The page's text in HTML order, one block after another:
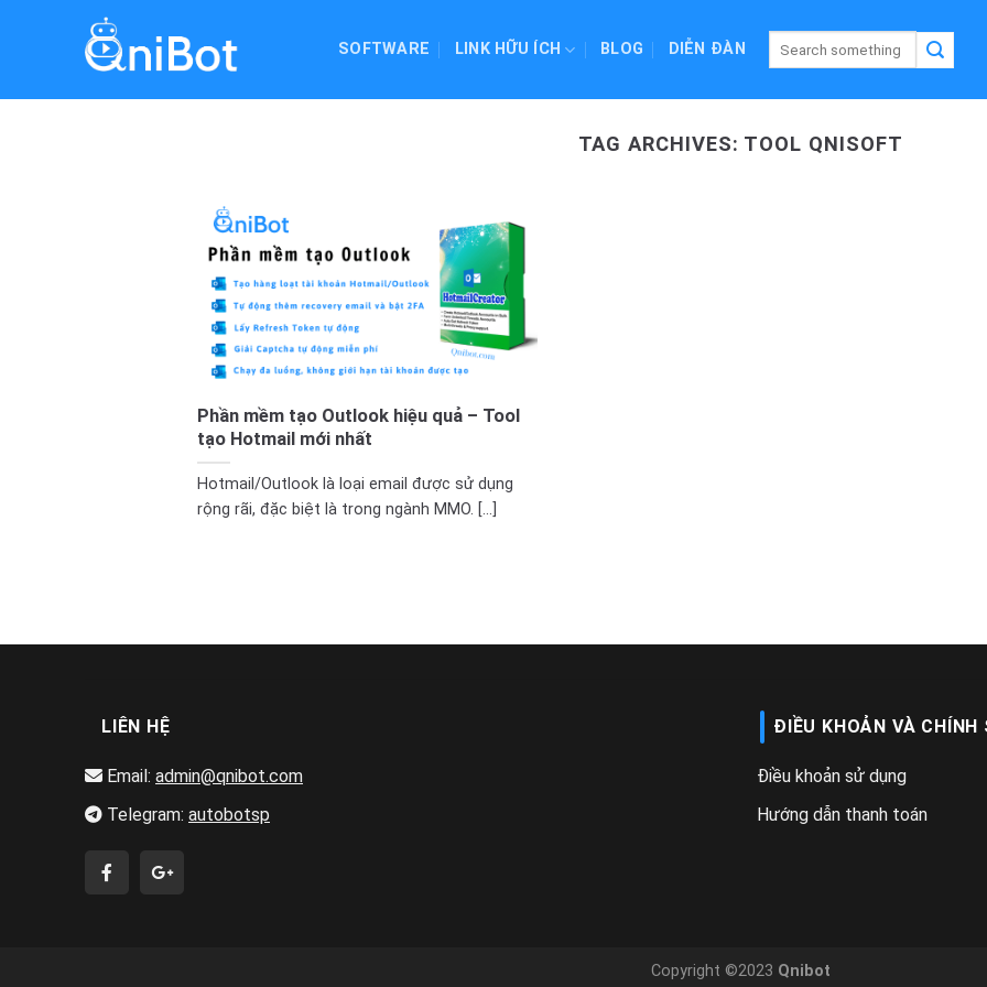
SOFTWARE LINK HỮU ÍCH BLOG DIỄN ĐÀN
TAG ARCHIVES: TOOL QNISOFT
Phần mềm tạo Outlook hiệu quả – Tool
tạo Hotmail mới nhất
Hotmail/Outlook là loại email được sử dụng
rộng rãi, đặc biệt là trong ngành MMO. [...]
LIÊN HỆ
Email: admin@qnibot.com
Telegram: autobotsp
ĐIỀU KHOẢN VÀ CHÍNH
Điều khoản sử dụng
Hướng dẫn thanh toán
Copyright ©2023 Qnibot